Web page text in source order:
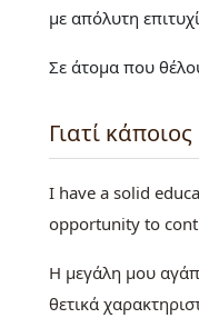
με απόλυτη
Σε άτομα που
Γιατί
I have a solid
opportunity to
Η μεγάλη μου
θετικά